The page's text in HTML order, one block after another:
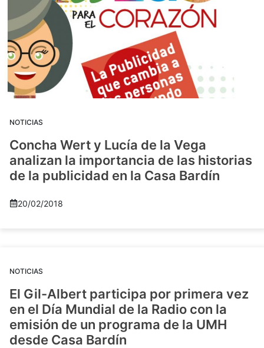
NOTICIAS
Concha Wert y Lucía de la Vega
analizan la importancia de las historias
de la publicidad en la Casa Bardín
20/02/2018
NOTICIAS
El Gil-Albert participa por primera vez
en el Día Mundial de la Radio con la
emisión de un programa de la UMH
desde Casa Bardín